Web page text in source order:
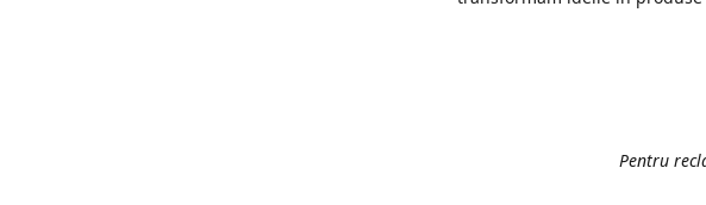
Pentru